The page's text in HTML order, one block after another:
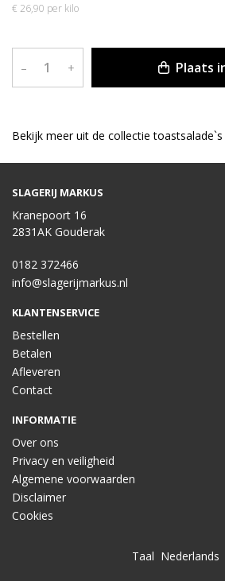
€ 26,90 per kilo
– + Plaats
Bekijk meer uit de collectie toastsalade`s
SLAGERIJ MARKUS
Kranepoort 16
2831AK Gouderak
0182 372466
info@slagerijmarkus.nl
KLANTENSERVICE
Bestellen
Betalen
Afleveren
Contact
INFORMATIE
Over ons
Privacy en veiligheid
Algemene voorwaarden
Disclaimer
Cookies
Taal